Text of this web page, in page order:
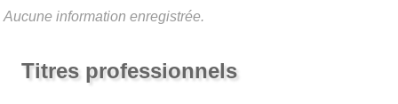
Aucune information enregistrée.
Titres professionnels